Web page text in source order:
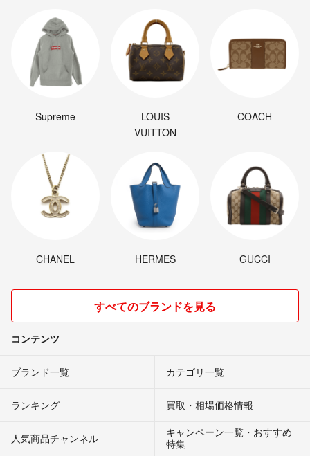
Supreme
LOUIS
VUITTON
COACH
CHANEL HERMES GUCCI
すべてのブランドを見る
コンテンツ
ブランド一覧 カテゴリ一覧
ランキング 買取・相場価格情報
人気商品チャンネル
キャンペーン一覧・おすすめ
特集